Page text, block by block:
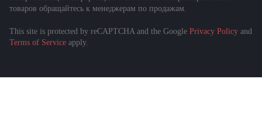
товаров обращайтесь к менеджерам по продажам.
This site is protected by reCAPTCHA and the Google Privacy Policy and
Terms of Service apply.